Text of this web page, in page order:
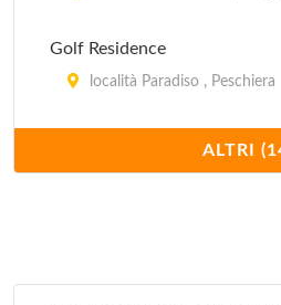
Golf Residence
località Paradiso , Peschiera
località Dosso Ferri ,
ALTRI